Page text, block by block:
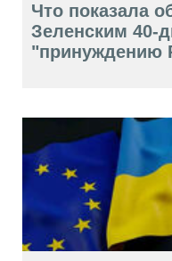
Что показала
Зеленским 40-
"принуждению